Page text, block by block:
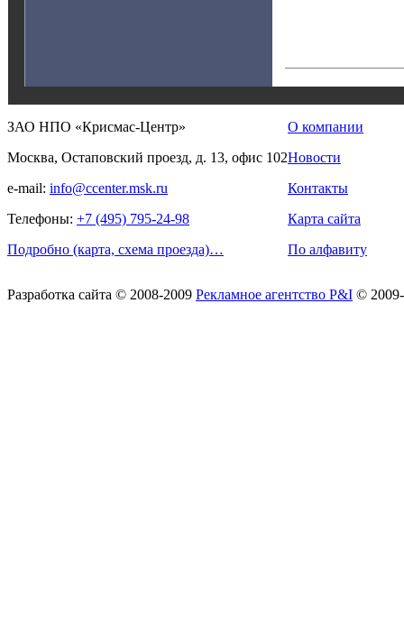
ЗАО НПО «Крисмас-Центр»
Москва, Остаповский проезд, д. 13, офис 102
e-mail: info@ccenter.msk.ru
Телефоны: +7 (495) 795-24-98
Подробно (карта, схема проезда)…
О компании
Новости
Контакты
Карта сайта
По алфавиту
Разработка сайта © 2008-2009 Рекламное агентство P&I ©